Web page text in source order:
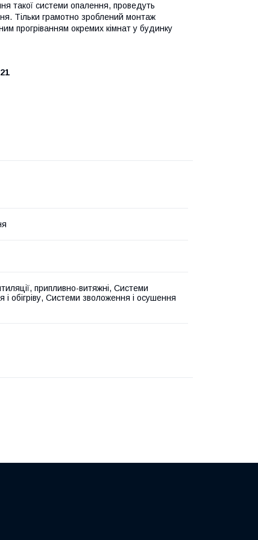
такої системи опалення, проведуть
Тільки грамотно зроблений монтаж
прогріванням окремих кімнат у будинку
припливно-витяжні, Системи
і обігріву, Системи зволоження і осушення